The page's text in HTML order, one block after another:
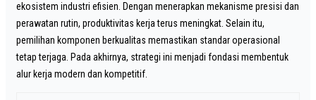
ekosistem industri efisien. Dengan menerapkan mekanisme presisi dan
perawatan rutin, produktivitas kerja terus meningkat. Selain itu,
pemilihan komponen berkualitas memastikan standar operasional
tetap terjaga. Pada akhirnya, strategi ini menjadi fondasi membentuk
alur kerja modern dan kompetitif.